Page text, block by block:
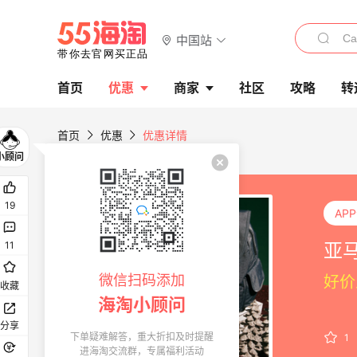
中国站
首页 优惠 商家 社区 攻略 转
首页 优惠 优惠详情
亚
好
1
19
11
收藏
分享
微信扫码添加
海淘小顾问
下单疑难解答，重大折扣及时提醒
进海淘交流群，专属福利活动